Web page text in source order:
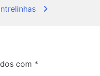
com *